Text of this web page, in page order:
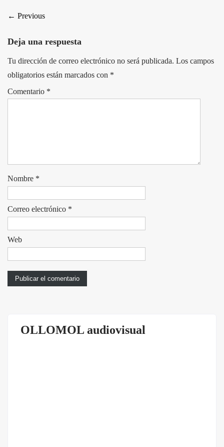
← Previous
Deja una respuesta
Tu dirección de correo electrónico no será publicada. Los campos
obligatorios están marcados con *
Comentario *
Nombre *
Correo electrónico *
Web
OLLOMOL audiovisual